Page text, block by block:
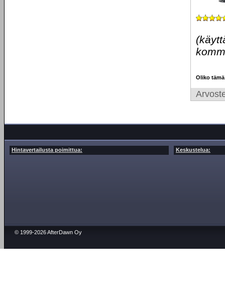
Oliko
Hintavertailusta poimittua: Keskustelua:
© 1999-2026 AfterDawn Oy